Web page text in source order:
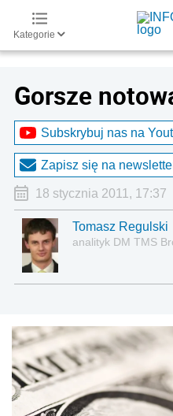
Kategorie
Gorsze
Subskrybuj nas na
Zapisz się na
18 stycznia 2011, 17:37
Tomasz Regulski
analityk DM TMS